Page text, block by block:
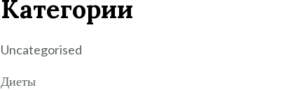
Категории
Uncategorised
Диеты